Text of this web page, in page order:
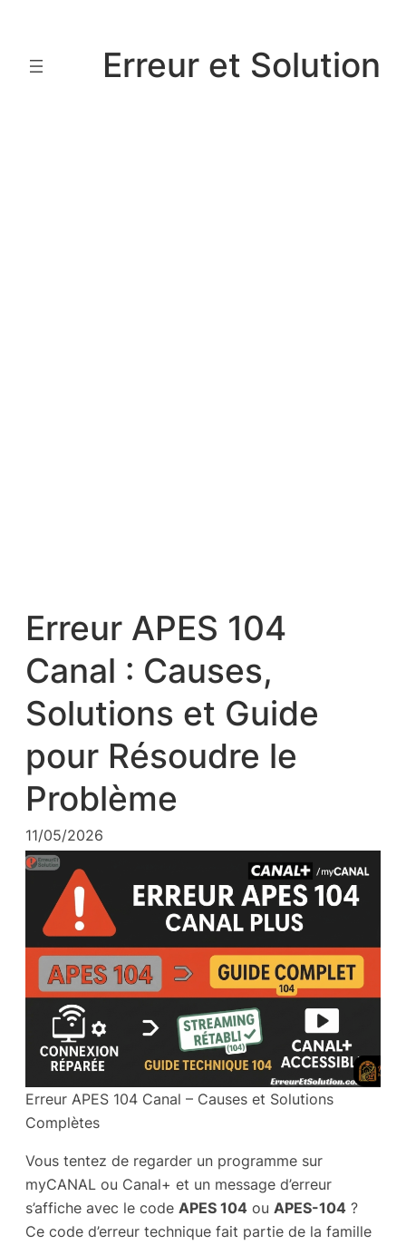
contenu
Erreur et Solution
Erreur APES 104
Canal : Causes,
Solutions et Guide
pour Résoudre le
Problème
11/05/2026
Erreur APES 104 Canal – Causes et Solutions
Complètes
Vous tentez de regarder un programme sur
myCANAL ou Canal+ et un message d’erreur
s’affiche avec le code APES 104 ou APES-104 ?
Ce code d’erreur technique fait partie de la famille